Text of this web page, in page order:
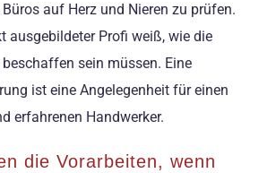
auf Herz und Nieren zu prüfen.
ausgebildeter Profi weiß, wie die
sein müssen. Eine
ist eine Angelegenheit für einen
erfahrenen Handwerker.
die Vorarbeiten, wenn